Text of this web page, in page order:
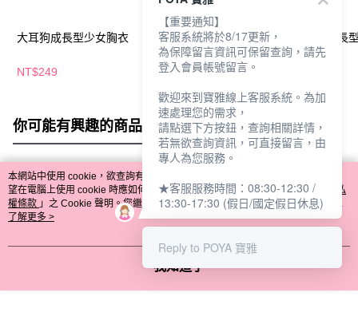
大耳狗成長型少女胸衣
NT$249
角落小夥伴女童內褲2
NT$169
間諜家家酒成長
你可能有興趣的商品 全站排行
熱門標籤
本網站中使用 cookie，欲查詢有關本網站使用 cookie 方式之詳情，及若您不希
望在電腦上使用 cookie 時應如何變更電腦的 cookie 設定，請參閱本網站「
隱私
權條款 」之 Cookie 聲明。您繼續使用本網站即表示您同意本公司得按本網站使
用條款之 Cookie 聲明使用 cookie。
了解更多 >
我知道了
【重要通知】
客服系統將於8/17更新，
為保障留言資訊可保留查詢，請先
登入會員帳號留言。
歡迎來到寶雅線上客服系統。為加
速處理您的需求，
請點選下方按鈕，查詢相關詳情，
若無欲查詢資訊，可直接留言，由
專人為您服務。
★客服服務時間：08:30-12:30 /
13:30-17:30 (假日/國定假日休息)
Reply to POYA 寶雅